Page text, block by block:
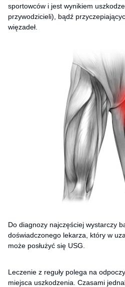
sportowców i jest wynikiem
przywodzicieli), bądź
więzadeł.
Do diagnozy najczęściej wystarczy
doświadczonego lekarza, który w
może posłużyć się USG.
Leczenie z reguły polega na
miejsca uszkodzenia. Czasami